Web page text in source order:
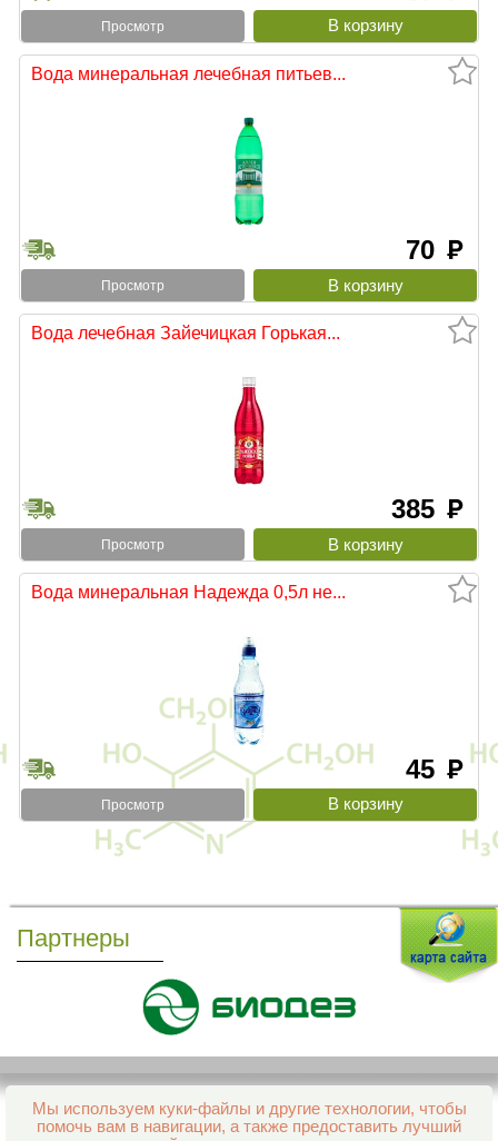
Просмотр
Вода минеральная лечебная питьев...
70 руб
Просмотр
Вода лечебная Зайечицкая Горькая...
385 руб
Просмотр
Вода минеральная Надежда 0,5л не...
45 руб
Просмотр
Партнеры
Мы используем куки-файлы и другие технологии, чтобы
помочь вам в навигации, а также предоставить лучший
Все права защищены и охраняются законом
© 2013–2026 Интернет-аптека Фармация